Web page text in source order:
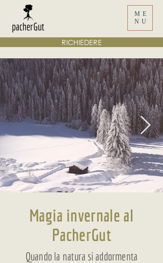
ME
NU
RICHIEDERE
Magia invernale al
PacherGut
Quando la natura si addormenta